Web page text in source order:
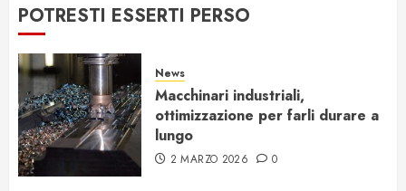
POTRESTI ESSERTI PERSO
News
Macchinari industriali,
ottimizzazione per farli durare a
lungo
2 MARZO 2026 0